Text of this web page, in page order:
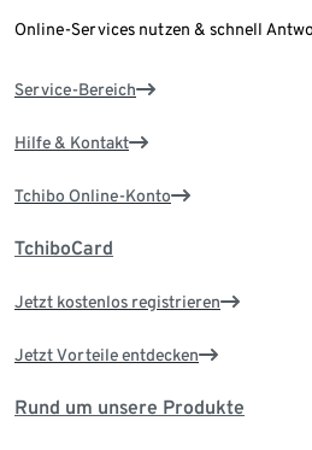
Online-Services nutzen & schnell
Service-Bereich
Hilfe & Kontakt
Tchibo Online-Konto
TchiboCard
Jetzt kostenlos registrieren
Jetzt Vorteile entdecken
Rund um unsere Produkte